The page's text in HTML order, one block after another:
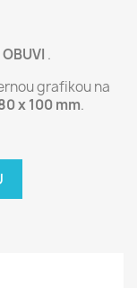
.
grafikou na
x 100 mm.